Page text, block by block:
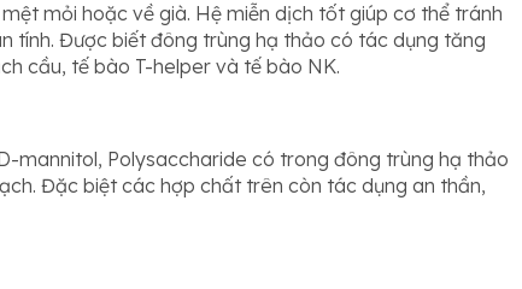
mỏi hoặc về già. Hệ miễn dịch tốt giúp cơ thể tránh
tính. Được biết đông trùng hạ thảo có tác dụng tăng
cầu, tế bào T-helper và tế bào NK.
mannitol, Polysaccharide có trong đông trùng hạ thảo
Đặc biệt các hợp chất trên còn tác dụng an thần,